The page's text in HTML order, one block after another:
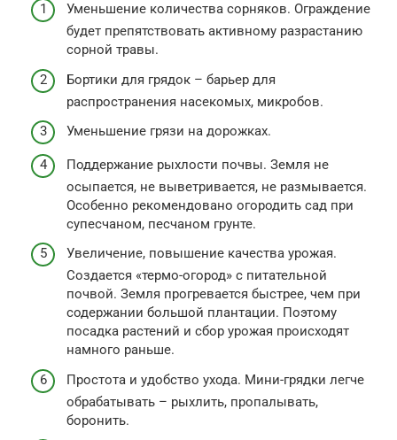
Уменьшение количества сорняков. Ограждение
будет препятствовать активному разрастанию
сорной травы.
Бортики для грядок – барьер для
распространения насекомых, микробов.
Уменьшение грязи на дорожках.
Поддержание рыхлости почвы. Земля не
осыпается, не выветривается, не размывается.
Особенно рекомендовано огородить сад при
супесчаном, песчаном грунте.
Увеличение, повышение качества урожая.
Создается «термо-огород» с питательной
почвой. Земля прогревается быстрее, чем при
содержании большой плантации. Поэтому
посадка растений и сбор урожая происходят
намного раньше.
Простота и удобство ухода. Мини-грядки легче
обрабатывать – рыхлить, пропалывать,
боронить.